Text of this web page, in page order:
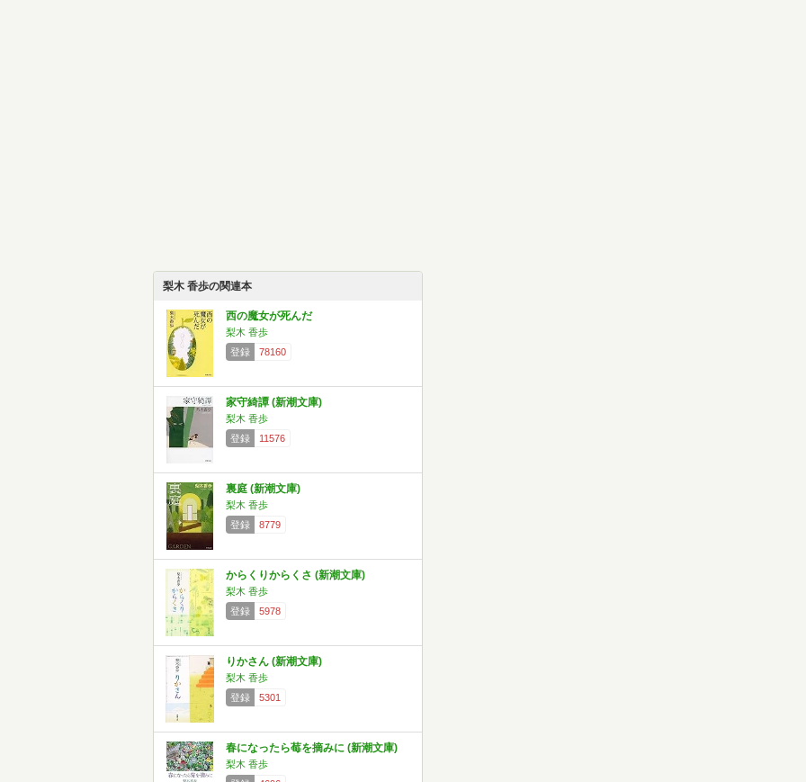
梨木 香歩の関連本
西の魔女が死んだ
梨木 香歩
登録
78160
家守綺譚 (新潮文庫)
梨木 香歩
登録
11576
裏庭 (新潮文庫)
梨木 香歩
登録
8779
からくりからくさ (新潮文庫)
梨木 香歩
登録
5978
りかさん (新潮文庫)
梨木 香歩
登録
5301
春になったら莓を摘みに (新潮文庫)
梨木 香歩